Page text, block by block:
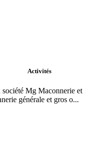
Activités
Mg Maconnerie et
générale et gros o...